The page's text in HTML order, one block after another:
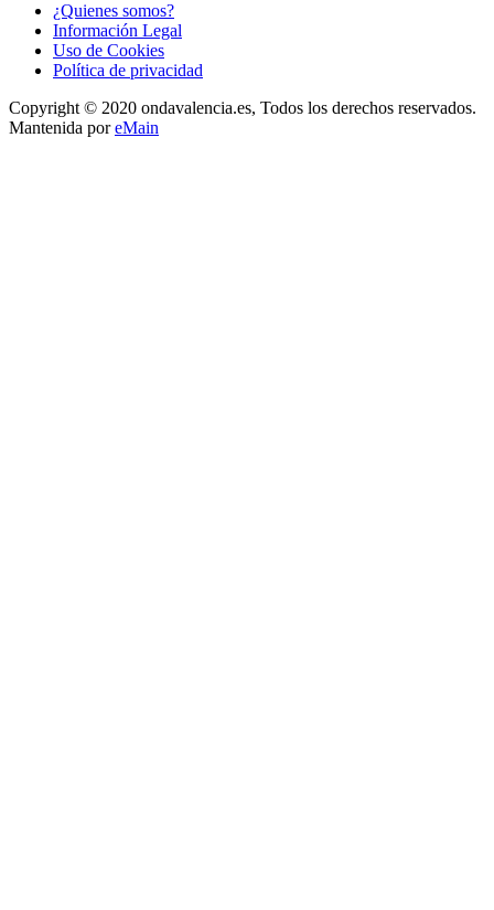
¿Quienes somos?
Información Legal
Uso de Cookies
Política de privacidad
Copyright © 2020 ondavalencia.es, Todos los derechos reservados.
Mantenida poreMain